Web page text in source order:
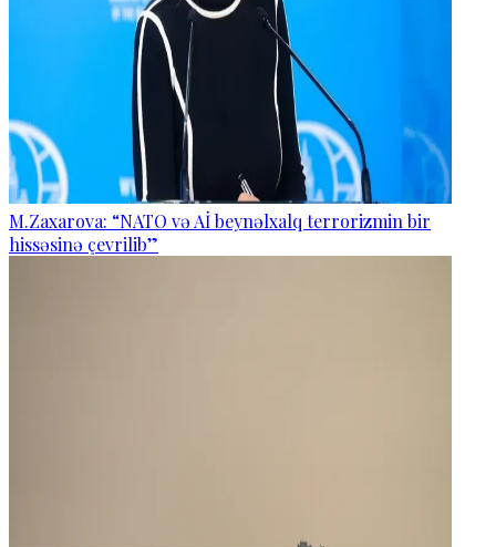
M.Zaxarova: “NATO və Aİ beynəlxalq terrorizmin bir
hissəsinə çevrilib”